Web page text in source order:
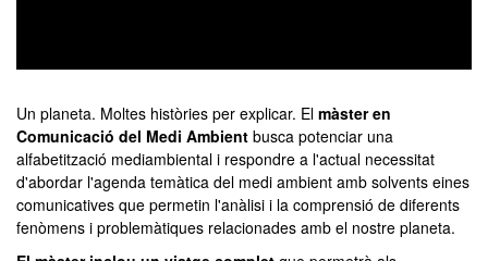
of
0
seconds
Un planeta. Moltes històries per explicar. El màster en
Comunicació del Medi Ambient busca potenciar una
alfabetització mediambiental i respondre a l'actual necessitat
d'abordar l'agenda temàtica del medi ambient amb solvents eines
comunicatives que permetin l'anàlisi i la comprensió de diferents
fenòmens i problemàtiques relacionades amb el nostre planeta.